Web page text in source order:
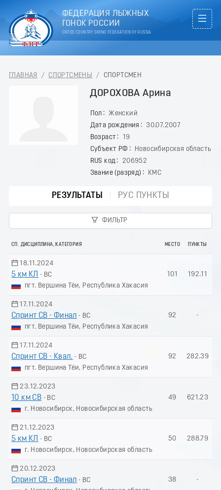
ФЕДЕРАЦИЯ ЛЫЖНЫХ
ГОНОК РОССИИ
CROSS COUNTRY SKIING FEDERATION OF RUSSIA
ГЛАВНАЯ / СПОРТСМЕНЫ / СПОРТСМЕН
ДОРОХОВА Арина
Пол
Женский
Дата рождения
30.07.2007
Возраст
19
Субъект РФ
Новосибирская область
RUS код
206952
Звание (разряд)
КМС
РЕЗУЛЬТАТЫ РУС ПУНКТЫ
ФИЛЬТР
СП. ДИСЦИПЛИНА, КАТЕГОРИЯ МЕСТО ПУНКТЫ
18.11.2024
5 км КЛ
- ВС
пгт. Вершина Тёи, Республика Хакасия
101 192.11
17.11.2024
Спринт СВ - Финал - ВС
пгт. Вершина Тёи, Республика Хакасия
92 -
17.11.2024
Спринт СВ - Квал. - ВС
пгт. Вершина Тёи, Республика Хакасия
92 282.39
23.12.2023
10 км СВ - ВС
г. Новосибирск, Новосибирская область
49 621.23
21.12.2023
5 км КЛ
- ВС
г. Новосибирск, Новосибирская область
50 288.79
20.12.2023
Спринт СВ - Финал - ВС
38 -